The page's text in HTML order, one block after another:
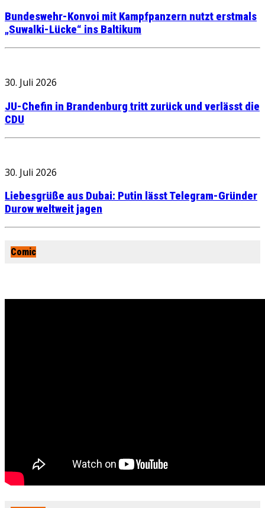
Bundeswehr-Konvoi mit Kampfpanzern nutzt erstmals
„Suwalki-Lücke“ ins Baltikum
30. Juli 2026
JU-Chefin in Brandenburg tritt zurück und verlässt die
CDU
30. Juli 2026
Liebesgrüße aus Dubai: Putin lässt Telegram-Gründer
Durow weltweit jagen
Comic